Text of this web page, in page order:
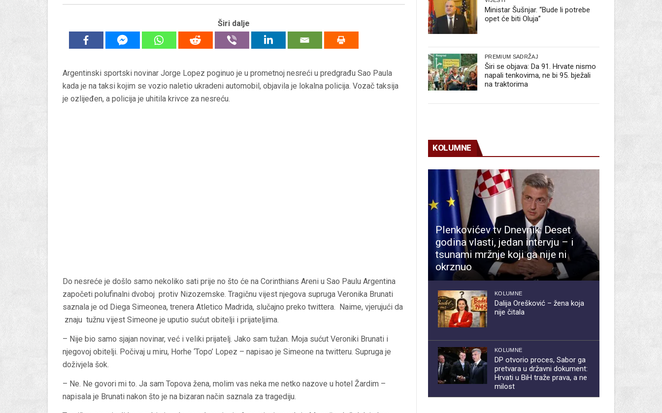
Širi dalje
Argentinski sportski novinar Jorge Lopez poginuo je u prometnoj nesreći u predgrađu Sao Paula
kada je na taksi kojim se vozio naletio ukradeni automobil, objavila je lokalna policija. Vozač taksija
je ozlijeđen, a policija je uhitila krivce za nesreću.
Do nesreće je došlo samo nekoliko sati prije no što će na Corinthians Areni u Sao Paulu Argentina
započeti polufinalni dvoboj protiv Nizozemske. Tragičnu vijest njegova supruga Veronika Brunati
saznala je od Diega Simeonea, trenera Atletico Madrida, slučajno preko twittera. Naime, vjerujući da
znaju tužnu vijest Simeone je uputio sućut obitelji i prijateljima.
– Nije bio samo sjajan novinar, već i veliki prijatelj. Jako sam tužan. Moja sućut Veroniki Brunati i
njegovoj obitelji. Počivaj u miru, Horhe ‘Topo’ Lopez – napisao je Simeone na twitteru. Supruga je
doživjela šok.
– Ne. Ne govori mi to. Ja sam Topova žena, molim vas neka me netko nazove u hotel Žardim –
napisala je Brunati nakon što je na bizaran način saznala za tragediju.
Ministar Šušnjar. “Bude li potrebe
opet će biti Oluja”
PREMIUM SADRŽAJ
Širi se objava: Da 91. Hrvate nismo
napali tenkovima, ne bi 95. bježali
na traktorima
KOLUMNE
Plenkovićev tv Dnevnik: Deset
godina vlasti, jedan intervju – i
tsunami mržnje koji ga nije ni
okrznuo
KOLUMNE
Dalija Orešković – žena koja
nije čitala
KOLUMNE
DP otvorio proces, Sabor ga
pretvara u državni dokument:
Hrvati u BiH traže prava, a ne
milost